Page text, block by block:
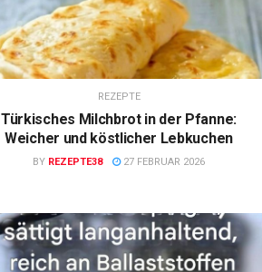
REZEPTE
Türkisches Milchbrot in der Pfanne:
Weicher und köstlicher Lebkuchen
BY REZEPTE38 27 FEBRUAR 2026